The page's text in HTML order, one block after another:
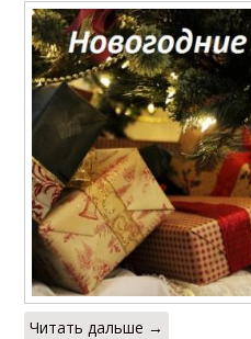
Читать дальше →